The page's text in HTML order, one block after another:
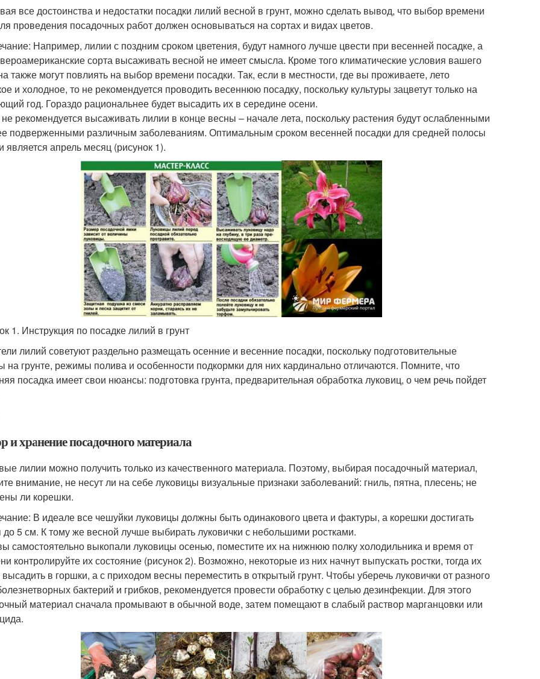
все достоинства и недостатки посадки лилий весной в грунт, можно сделать вывод, что выбор времени
проведения посадочных работ должен основываться на сортах и видах цветов.
Например, лилии с поздним сроком цветения, будут намного лучше цвести при весенней посадке, а
сорта высаживать весной не имеет смысла. Кроме того климатические условия вашего
также могут повлиять на выбор времени посадки. Так, если в местности, где вы проживаете, лето
и холодное, то не рекомендуется проводить весеннюю посадку, поскольку культуры зацветут только на
год. Гораздо рациональнее будет высадить их в середине осени.
рекомендуется высаживать лилии в конце весны – начале лета, поскольку растения будут ослабленными
подверженными различным заболеваниям. Оптимальным сроком весенней посадки для средней полосы
является апрель месяц (рисунок 1).
1. Инструкция по посадке лилий в грунт
лилий советуют раздельно размещать осенние и весенние посадки, поскольку подготовительные
на грунте, режимы полива и особенности подкормки для них кардинально отличаются. Помните, что
посадка имеет свои нюансы: подготовка грунта, предварительная обработка луковиц, о чем речь пойдет
и хранение посадочного материала
лилии можно получить только из качественного материала. Поэтому, выбирая посадочный материал,
внимание, не несут ли на себе луковицы визуальные признаки заболеваний: гниль, пятна, плесень; не
ли корешки.
В идеале все чешуйки луковицы должны быть одинакового цвета и фактуры, а корешки достигать
5 см. К тому же весной лучше выбирать луковички с небольшими ростками.
самостоятельно выкопали луковицы осенью, поместите их на нижнюю полку холодильника и время от
контролируйте их состояние (рисунок 2). Возможно, некоторые из них начнут выпускать ростки, тогда их
в горшки, а с приходом весны переместить в открытый грунт. Чтобы уберечь луковички от разного
бактерий и грибков, рекомендуется провести обработку с целью дезинфекции. Для этого
материал сначала промывают в обычной воде, затем помещают в слабый раствор марганцовки или